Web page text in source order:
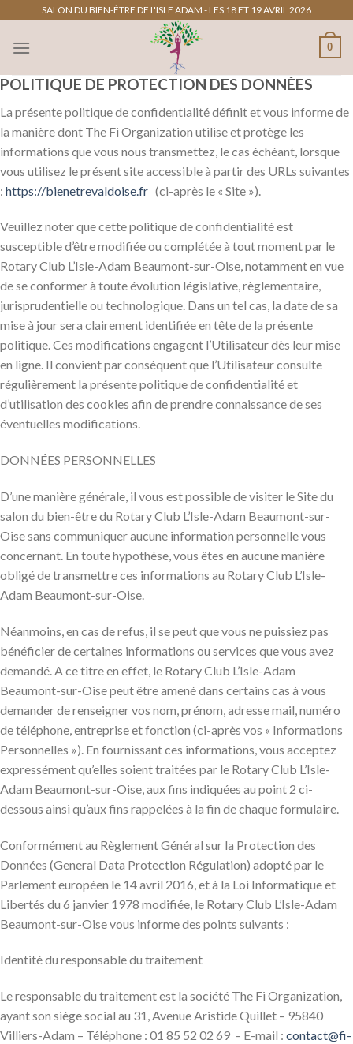
contenu
SALON DU BIEN-ÊTRE DE L'ISLE ADAM - LES 18 ET 19 AVRIL 2026
0
POLITIQUE DE PROTECTION DES DONNÉES
La présente politique de confidentialité définit et vous informe de
la manière dont The Fi Organization utilise et protège les
informations que vous nous transmettez, le cas échéant, lorsque
vous utilisez le présent site accessible à partir des URLs suivantes
: https://bienetrevaldoise.fr (ci-après le « Site »).
Veuillez noter que cette politique de confidentialité est
susceptible d’être modifiée ou complétée à tout moment par le
Rotary Club L’Isle-Adam Beaumont-sur-Oise, notamment en vue
de se conformer à toute évolution législative, règlementaire,
jurisprudentielle ou technologique. Dans un tel cas, la date de sa
mise à jour sera clairement identifiée en tête de la présente
politique. Ces modifications engagent l’Utilisateur dès leur mise
en ligne. Il convient par conséquent que l’Utilisateur consulte
régulièrement la présente politique de confidentialité et
d’utilisation des cookies afin de prendre connaissance de ses
éventuelles modifications.
DONNÉES PERSONNELLES
D’une manière générale, il vous est possible de visiter le Site du
salon du bien-être du Rotary Club L’Isle-Adam Beaumont-sur-
Oise sans communiquer aucune information personnelle vous
concernant. En toute hypothèse, vous êtes en aucune manière
obligé de transmettre ces informations au Rotary Club L’Isle-
Adam Beaumont-sur-Oise.
Néanmoins, en cas de refus, il se peut que vous ne puissiez pas
bénéficier de certaines informations ou services que vous avez
demandé. A ce titre en effet, le Rotary Club L’Isle-Adam
Beaumont-sur-Oise peut être amené dans certains cas à vous
demander de renseigner vos nom, prénom, adresse mail, numéro
de téléphone, entreprise et fonction (ci-après vos « Informations
Personnelles »). En fournissant ces informations, vous acceptez
expressément qu’elles soient traitées par le Rotary Club L’Isle-
Adam Beaumont-sur-Oise, aux fins indiquées au point 2 ci-
dessous ainsi qu’aux fins rappelées à la fin de chaque formulaire.
Conformément au Règlement Général sur la Protection des
Données (General Data Protection Régulation) adopté par le
Parlement européen le 14 avril 2016, et à la Loi Informatique et
Libertés du 6 janvier 1978 modifiée, le Rotary Club L’Isle-Adam
Beaumont-sur-Oise vous informe des points suivants :
Identité du responsable du traitement
Le responsable du traitement est la société The Fi Organization,
ayant son siège social au 31, Avenue Aristide Quillet – 95840
Villiers-Adam – Téléphone : 01 85 52 02 69 – E-mail : contact@fi-